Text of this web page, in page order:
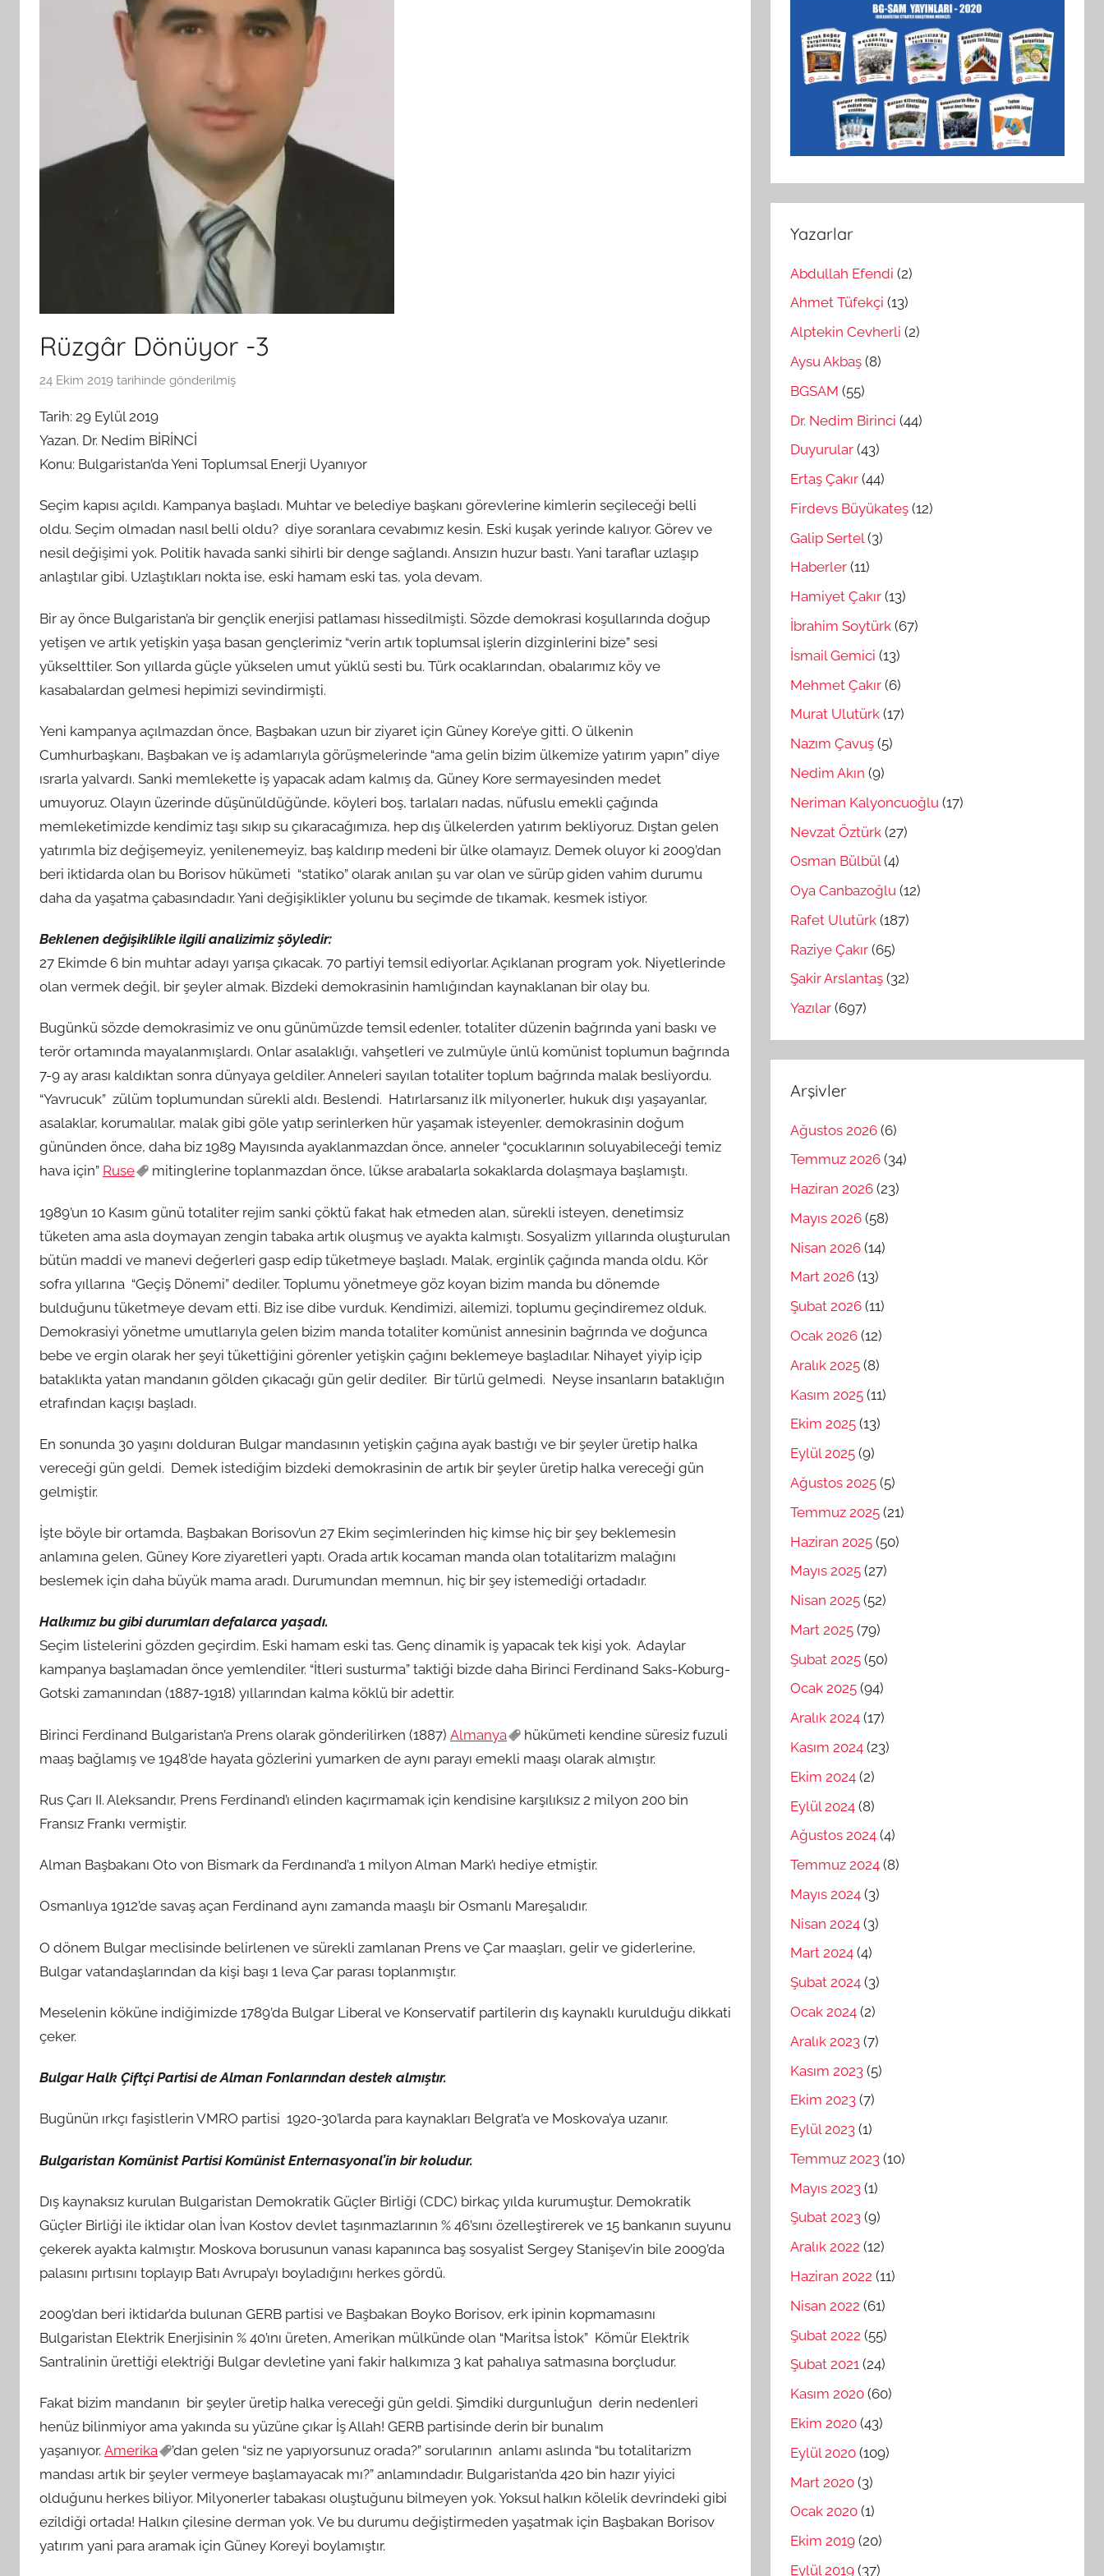
Rüzgâr Dönüyor -3
24 Ekim 2019 tarihinde gönderilmiş
M
a
r
a
f
n
d
n
Tarih: 29 Eylül 2019
Yazan. Dr. Nedim BİRİNCİ
Konu: Bulgaristan’da Yeni Toplumsal Enerji Uyanıyor
Seçim kapısı açıldı. Kampanya başladı. Muhtar ve belediye başkanı görevlerine kimlerin seçileceği belli
oldu. Seçim olmadan nasıl belli oldu? diye soranlara cevabımız kesin. Eski kuşak yerinde kalıyor. Görev ve
nesil değişimi yok. Politik havada sanki sihirli bir denge sağlandı. Ansızın huzur bastı. Yani taraflar uzlaşıp
anlaştılar gibi. Uzlaştıkları nokta ise, eski hamam eski tas, yola devam.
Bir ay önce Bulgaristan’a bir gençlik enerjisi patlaması hissedilmişti. Sözde demokrasi koşullarında doğup
yetişen ve artık yetişkin yaşa basan gençlerimiz “verin artık toplumsal işlerin dizginlerini bize” sesi
yükselttiler. Son yıllarda güçle yükselen umut yüklü sesti bu. Türk ocaklarından, obalarımız köy ve
kasabalardan gelmesi hepimizi sevindirmişti.
Yeni kampanya açılmazdan önce, Başbakan uzun bir ziyaret için Güney Kore’ye gitti. O ülkenin
Cumhurbaşkanı, Başbakan ve iş adamlarıyla görüşmelerinde “ama gelin bizim ülkemize yatırım yapın” diye
ısrarla yalvardı. Sanki memlekette iş yapacak adam kalmış da, Güney Kore sermayesinden medet
umuyoruz. Olayın üzerinde düşünüldüğünde, köyleri boş, tarlaları nadas, nüfuslu emekli çağında
memleketimizde kendimiz taşı sıkıp su çıkaracağımıza, hep dış ülkelerden yatırım bekliyoruz. Dıştan gelen
yatırımla biz değişemeyiz, yenilenemeyiz, baş kaldırıp medeni bir ülke olamayız. Demek oluyor ki 2009’dan
beri iktidarda olan bu Borisov hükümeti “statiko” olarak anılan şu var olan ve sürüp giden vahim durumu
daha da yaşatma çabasındadır. Yani değişiklikler yolunu bu seçimde de tıkamak, kesmek istiyor.
Beklenen değişiklikle ilgili analizimiz şöyledir:
27 Ekimde 6 bin muhtar adayı yarışa çıkacak. 70 partiyi temsil ediyorlar. Açıklanan program yok. Niyetlerinde
olan vermek değil, bir şeyler almak. Bizdeki demokrasinin hamlığından kaynaklanan bir olay bu.
Bugünkü sözde demokrasimiz ve onu günümüzde temsil edenler, totaliter düzenin bağrında yani baskı ve
terör ortamında mayalanmışlardı. Onlar asalaklığı, vahşetleri ve zulmüyle ünlü komünist toplumun bağrında
7-9 ay arası kaldıktan sonra dünyaya geldiler. Anneleri sayılan totaliter toplum bağrında malak besliyordu.
“Yavrucuk” zülüm toplumundan sürekli aldı. Beslendi. Hatırlarsanız ilk milyonerler, hukuk dışı yaşayanlar,
asalaklar, korumalılar, malak gibi göle yatıp serinlerken hür yaşamak isteyenler, demokrasinin doğum
gününden önce, daha biz 1989 Mayısında ayaklanmazdan önce, anneler “çocuklarının soluyabileceği temiz
hava için” Ruse mitinglerine toplanmazdan önce, lükse arabalarla sokaklarda dolaşmaya başlamıştı.
1989’un 10 Kasım günü totaliter rejim sanki çöktü fakat hak etmeden alan, sürekli isteyen, denetimsiz
tüketen ama asla doymayan zengin tabaka artık oluşmuş ve ayakta kalmıştı. Sosyalizm yıllarında oluşturulan
bütün maddi ve manevi değerleri gasp edip tüketmeye başladı. Malak, erginlik çağında manda oldu. Kör
sofra yıllarına “Geçiş Dönemi” dediler. Toplumu yönetmeye göz koyan bizim manda bu dönemde
bulduğunu tüketmeye devam etti. Biz ise dibe vurduk. Kendimizi, ailemizi, toplumu geçindiremez olduk.
Demokrasiyi yönetme umutlarıyla gelen bizim manda totaliter komünist annesinin bağrında ve doğunca
bebe ve ergin olarak her şeyi tükettiğini görenler yetişkin çağını beklemeye başladılar. Nihayet yiyip içip
bataklıkta yatan mandanın gölden çıkacağı gün gelir dediler. Bir türlü gelmedi. Neyse insanların bataklığın
etrafından kaçışı başladı.
En sonunda 30 yaşını dolduran Bulgar mandasının yetişkin çağına ayak bastığı ve bir şeyler üretip halka
vereceği gün geldi. Demek istediğim bizdeki demokrasinin de artık bir şeyler üretip halka vereceği gün
gelmiştir.
İşte böyle bir ortamda, Başbakan Borisov’un 27 Ekim seçimlerinden hiç kimse hiç bir şey beklemesin
anlamına gelen, Güney Kore ziyaretleri yaptı. Orada artık kocaman manda olan totalitarizm malağını
beslemek için daha büyük mama aradı. Durumundan memnun, hiç bir şey istemediği ortadadır.
Halkımız bu gibi durumları defalarca yaşadı.
Seçim listelerini gözden geçirdim. Eski hamam eski tas. Genç dinamik iş yapacak tek kişi yok. Adaylar
kampanya başlamadan önce yemlendiler. “İtleri susturma” taktiği bizde daha Birinci Ferdinand Saks-Koburg-
Gotski zamanından (1887-1918) yıllarından kalma köklü bir adettir.
Birinci Ferdinand Bulgaristan’a Prens olarak gönderilirken (1887) Almanya
hükümeti kendine süresiz fuzuli
maaş bağlamış ve 1948’de hayata gözlerini yumarken de aynı parayı emekli maaşı olarak almıştır.
Rus Çarı II. Aleksandır, Prens Ferdinand’ı elinden kaçırmamak için kendisine karşılıksız 2 milyon 200 bin
Fransız Frankı vermiştir.
Alman Başbakanı Oto von Bismark da Ferdınand’a 1 milyon Alman Mark’ı hediye etmiştir.
Osmanlıya 1912’de savaş açan Ferdinand aynı zamanda maaşlı bir Osmanlı Mareşalıdır.
O dönem Bulgar meclisinde belirlenen ve sürekli zamlanan Prens ve Çar maaşları, gelir ve giderlerine,
Bulgar vatandaşlarından da kişi başı 1 leva Çar parası toplanmıştır.
Meselenin köküne indiğimizde 1789’da Bulgar Liberal ve Konservatif partilerin dış kaynaklı kurulduğu dikkati
çeker.
Bulgar Halk Çiftçi Partisi de Alman Fonlarından destek almıştır.
Bugünün ırkçı faşistlerin VMRO partisi 1920-30’larda para kaynakları Belgrat’a ve Moskova’ya uzanır.
Bulgaristan Komünist Partisi Komünist Enternasyonal’in bir koludur.
Dış kaynaksız kurulan Bulgaristan Demokratik Güçler Birliği (CDC) birkaç yılda kurumuştur. Demokratik
Güçler Birliği ile iktidar olan İvan Kostov devlet taşınmazlarının % 46’sını özelleştirerek ve 15 bankanın suyunu
çekerek ayakta kalmıştır. Moskova borusunun vanası kapanınca baş sosyalist Sergey Stanişev’in bile 2009’da
palasını pırtısını toplayıp Batı Avrupa’yı boyladığını herkes gördü.
2009’dan beri iktidar’da bulunan GERB partisi ve Başbakan Boyko Borisov, erk ipinin kopmamasını
Bulgaristan Elektrik Enerjisinin % 40’ını üreten, Amerikan mülkünde olan “Maritsa İstok” Kömür Elektrik
Santralinin ürettiği elektriği Bulgar devletine yani fakir halkımıza 3 kat pahalıya satmasına borçludur.
Fakat bizim mandanın bir şeyler üretip halka vereceği gün geldi. Şimdiki durgunluğun derin nedenleri
henüz bilinmiyor ama yakında su yüzüne çıkar İş Allah! GERB partisinde derin bir bunalım
yaşanıyor. Amerika
’dan gelen “siz ne yapıyorsunuz orada?” sorularının anlamı aslında “bu totalitarizm
mandası artık bir şeyler vermeye başlamayacak mı?” anlamındadır. Bulgaristan’da 420 bin hazır yiyici
olduğunu herkes biliyor. Milyonerler tabakası oluştuğunu bilmeyen yok. Yoksul halkın kölelik devrindeki gibi
ezildiği ortada! Halkın çilesine derman yok. Ve bu durumu değiştirmeden yaşatmak için Başbakan Borisov
yatırım yani para aramak için Güney Koreyi boylamıştır.
Yazarlar
Abdullah Efendi (2)
Ahmet Tüfekçi (13)
Alptekin Cevherli (2)
Aysu Akbaş (8)
BGSAM (55)
Dr. Nedim Birinci (44)
Duyurular (43)
Ertaş Çakır (44)
Firdevs Büyükateş (12)
Galip Sertel (3)
Haberler (11)
Hamiyet Çakır (13)
İbrahim Soytürk (67)
İsmail Gemici (13)
Mehmet Çakır (6)
Murat Ulutürk (17)
Nazım Çavuş (5)
Nedim Akın (9)
Neriman Kalyoncuoğlu (17)
Nevzat Öztürk (27)
Osman Bülbül(4)
Oya Canbazoğlu (12)
Rafet Ulutürk (187)
Raziye Çakır (65)
Şakir Arslantaş (32)
Yazılar (697)
Arşivler
Ağustos 2026 (6)
Temmuz 2026 (34)
Haziran 2026 (23)
Mayıs 2026 (58)
Nisan 2026 (14)
Mart 2026 (13)
Şubat 2026 (11)
Ocak 2026 (12)
Aralık 2025 (8)
Kasım 2025 (11)
Ekim 2025 (13)
Eylül 2025 (9)
Ağustos 2025 (5)
Temmuz 2025 (21)
Haziran 2025 (50)
Mayıs 2025 (27)
Nisan 2025 (52)
Mart 2025 (79)
Şubat 2025 (50)
Ocak 2025 (94)
Aralık 2024 (17)
Kasım 2024 (23)
Ekim 2024 (2)
Eylül 2024 (8)
Ağustos 2024 (4)
Temmuz 2024 (8)
Mayıs 2024 (3)
Nisan 2024 (3)
Mart 2024 (4)
Şubat 2024 (3)
Ocak 2024 (2)
Aralık 2023 (7)
Kasım 2023 (5)
Ekim 2023 (7)
Eylül 2023 (1)
Temmuz 2023 (10)
Mayıs 2023 (1)
Şubat 2023 (9)
Aralık 2022 (12)
Haziran 2022 (11)
Nisan 2022 (61)
Şubat 2022 (55)
Şubat 2021 (24)
Kasım 2020 (60)
Ekim 2020 (43)
Eylül 2020 (109)
Mart 2020 (3)
Ocak 2020 (1)
Ekim 2019 (20)
Eylül 2019 (37)